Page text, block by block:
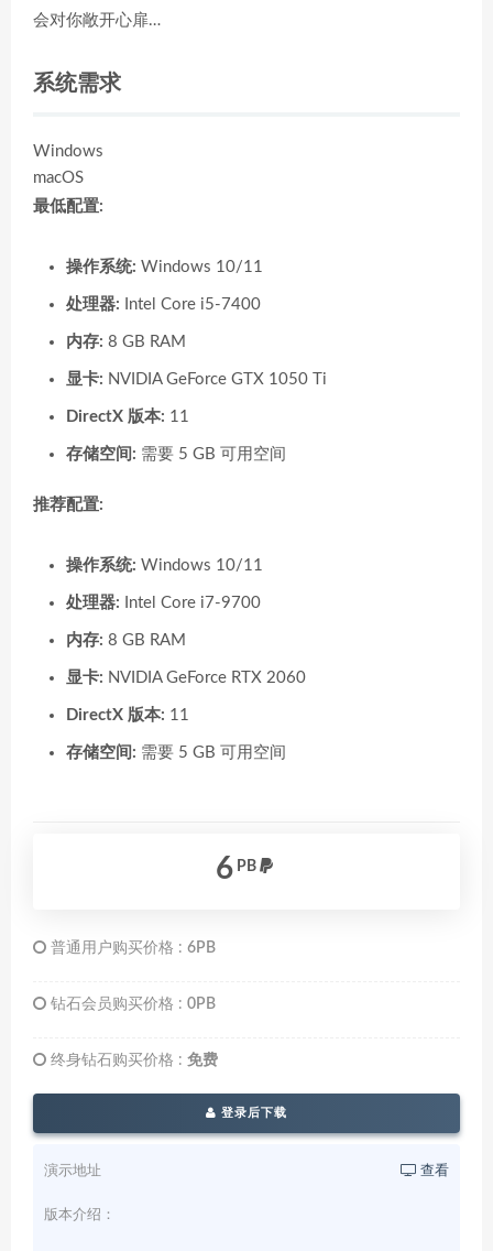
会对你敞开心扉…
系统需求
Windows
macOS
最低配置:
操作系统: Windows 10/11
处理器: Intel Core i5-7400
内存: 8 GB RAM
显卡: NVIDIA GeForce GTX 1050 Ti
DirectX 版本: 11
存储空间: 需要 5 GB 可用空间
推荐配置:
操作系统: Windows 10/11
处理器: Intel Core i7-9700
内存: 8 GB RAM
显卡: NVIDIA GeForce RTX 2060
DirectX 版本: 11
存储空间: 需要 5 GB 可用空间
6 PB
普通用户购买价格 : 6PB
钻石会员购买价格 : 0PB
终身钻石购买价格 : 免费
登录后下载
演示地址 查看
版本介绍：